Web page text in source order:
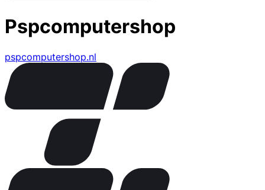
Pspcomputershop
pspcomputershop.nl